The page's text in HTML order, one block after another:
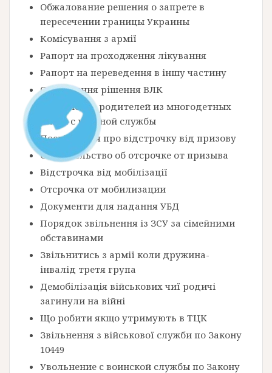
Обжалование решения о запрете в
пересечении границы Украины
Комісування з армії
Рапорт на проходження лікування
Рапорт на переведення в іншу частину
Оскарження рішення ВЛК
Увольнение родителей из многодетных
семей с военной службы
Посвідчення про відстрочку від призову
Свидетельство об отсрочке от призыва
Відстрочка від мобілізації
Отсрочка от мобилизации
Документи для надання УБД
Порядок звільнення із ЗСУ за сімейними
обставинами
Звільнитись з армії коли дружина-
інвалід третя група
Демобілізація військових чиї родичі
загинули на війні
Що робити якщо утримують в ТЦК
Звільнення з військової служби по Закону
10449
Увольнение с воинской службы по Закону